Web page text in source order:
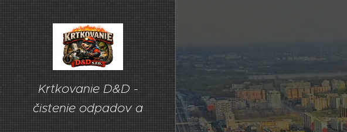
Krtkovanie D&D -
čistenie odpadov a